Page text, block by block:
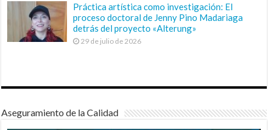
Práctica artística como investigación: El
proceso doctoral de Jenny Pino Madariaga
detrás del proyecto «Alterung»
29 de julio de 2026
Aseguramiento de la Calidad